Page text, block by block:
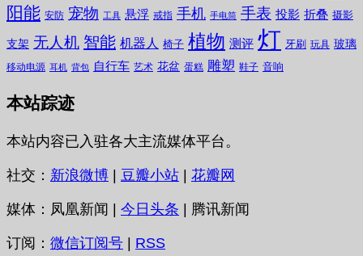
阳能 安防 宠物 工具 悬浮 戒指 手机 手电筒 手表 投影 折叠 摄影
支架 无人机 智能 机器人 椅子 植物 测评 灯 牙刷 玩具 玻璃
移动电源 耳机 背包 自行车 艺术 花盆 蛋糕 雕塑 鞋子 音响
本站踪迹
本站内容已入驻各大主流媒体平台。
社交： 新浪微博 | 豆瓣小站 | 花瓣网
媒体：凤凰新闻 | 今日头条 | 腾讯新闻
订阅： 微信订阅号 RSS